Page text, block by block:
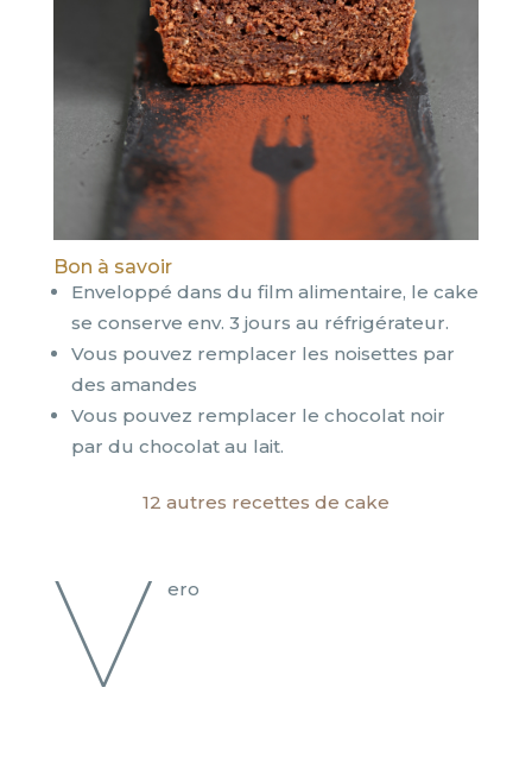
Bon à savoir
Enveloppé dans du film alimentaire, le cake
se conserve env. 3 jours au réfrigérateur.
Vous pouvez remplacer les noisettes par
des amandes
Vous pouvez remplacer le chocolat noir
par du chocolat au lait.
12 autres recettes de cake
V ero